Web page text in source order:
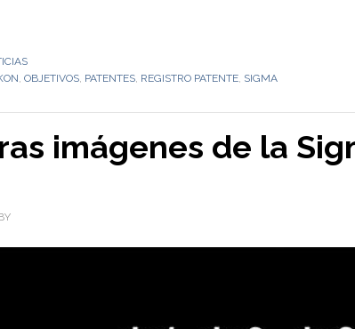
, OBJETIVOS, PATENTES, REGISTRO PATENTE, SIGMA
imágenes de la